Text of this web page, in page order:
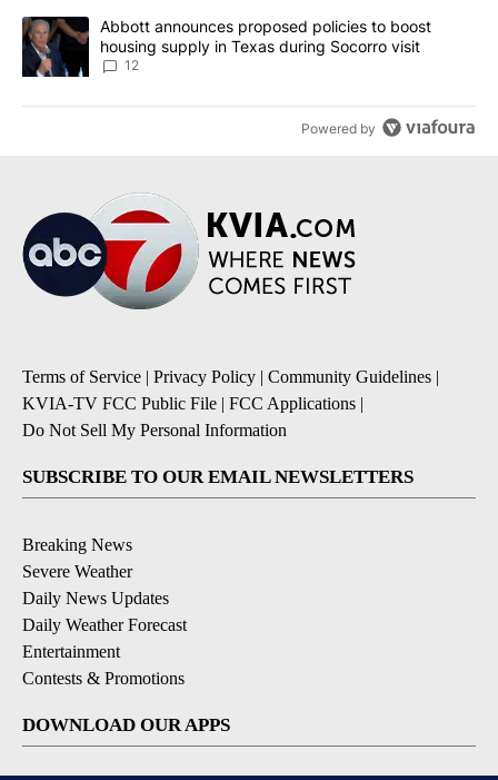
A trending article titled "Abbott announces proposed policies to
Abbott announces proposed policies to boost
housing supply in Texas during Socorro visit
12
Powered by
Terms of Service | Privacy Policy | Community Guidelines |
KVIA-TV FCC Public File | FCC Applications |
Do Not Sell My Personal Information
SUBSCRIBE TO OUR EMAIL NEWSLETTERS
Breaking News
Severe Weather
Daily News Updates
Daily Weather Forecast
Entertainment
Contests & Promotions
DOWNLOAD OUR APPS